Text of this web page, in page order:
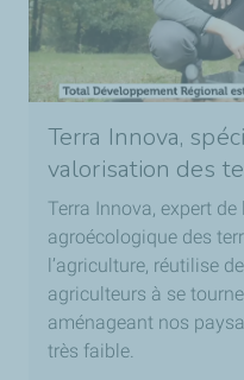
Terra Innova,
valorisation des
Terra Innova, expert
agroécologique des
l’agriculture, réutilise
agriculteurs à se
aménageant nos
très faible.